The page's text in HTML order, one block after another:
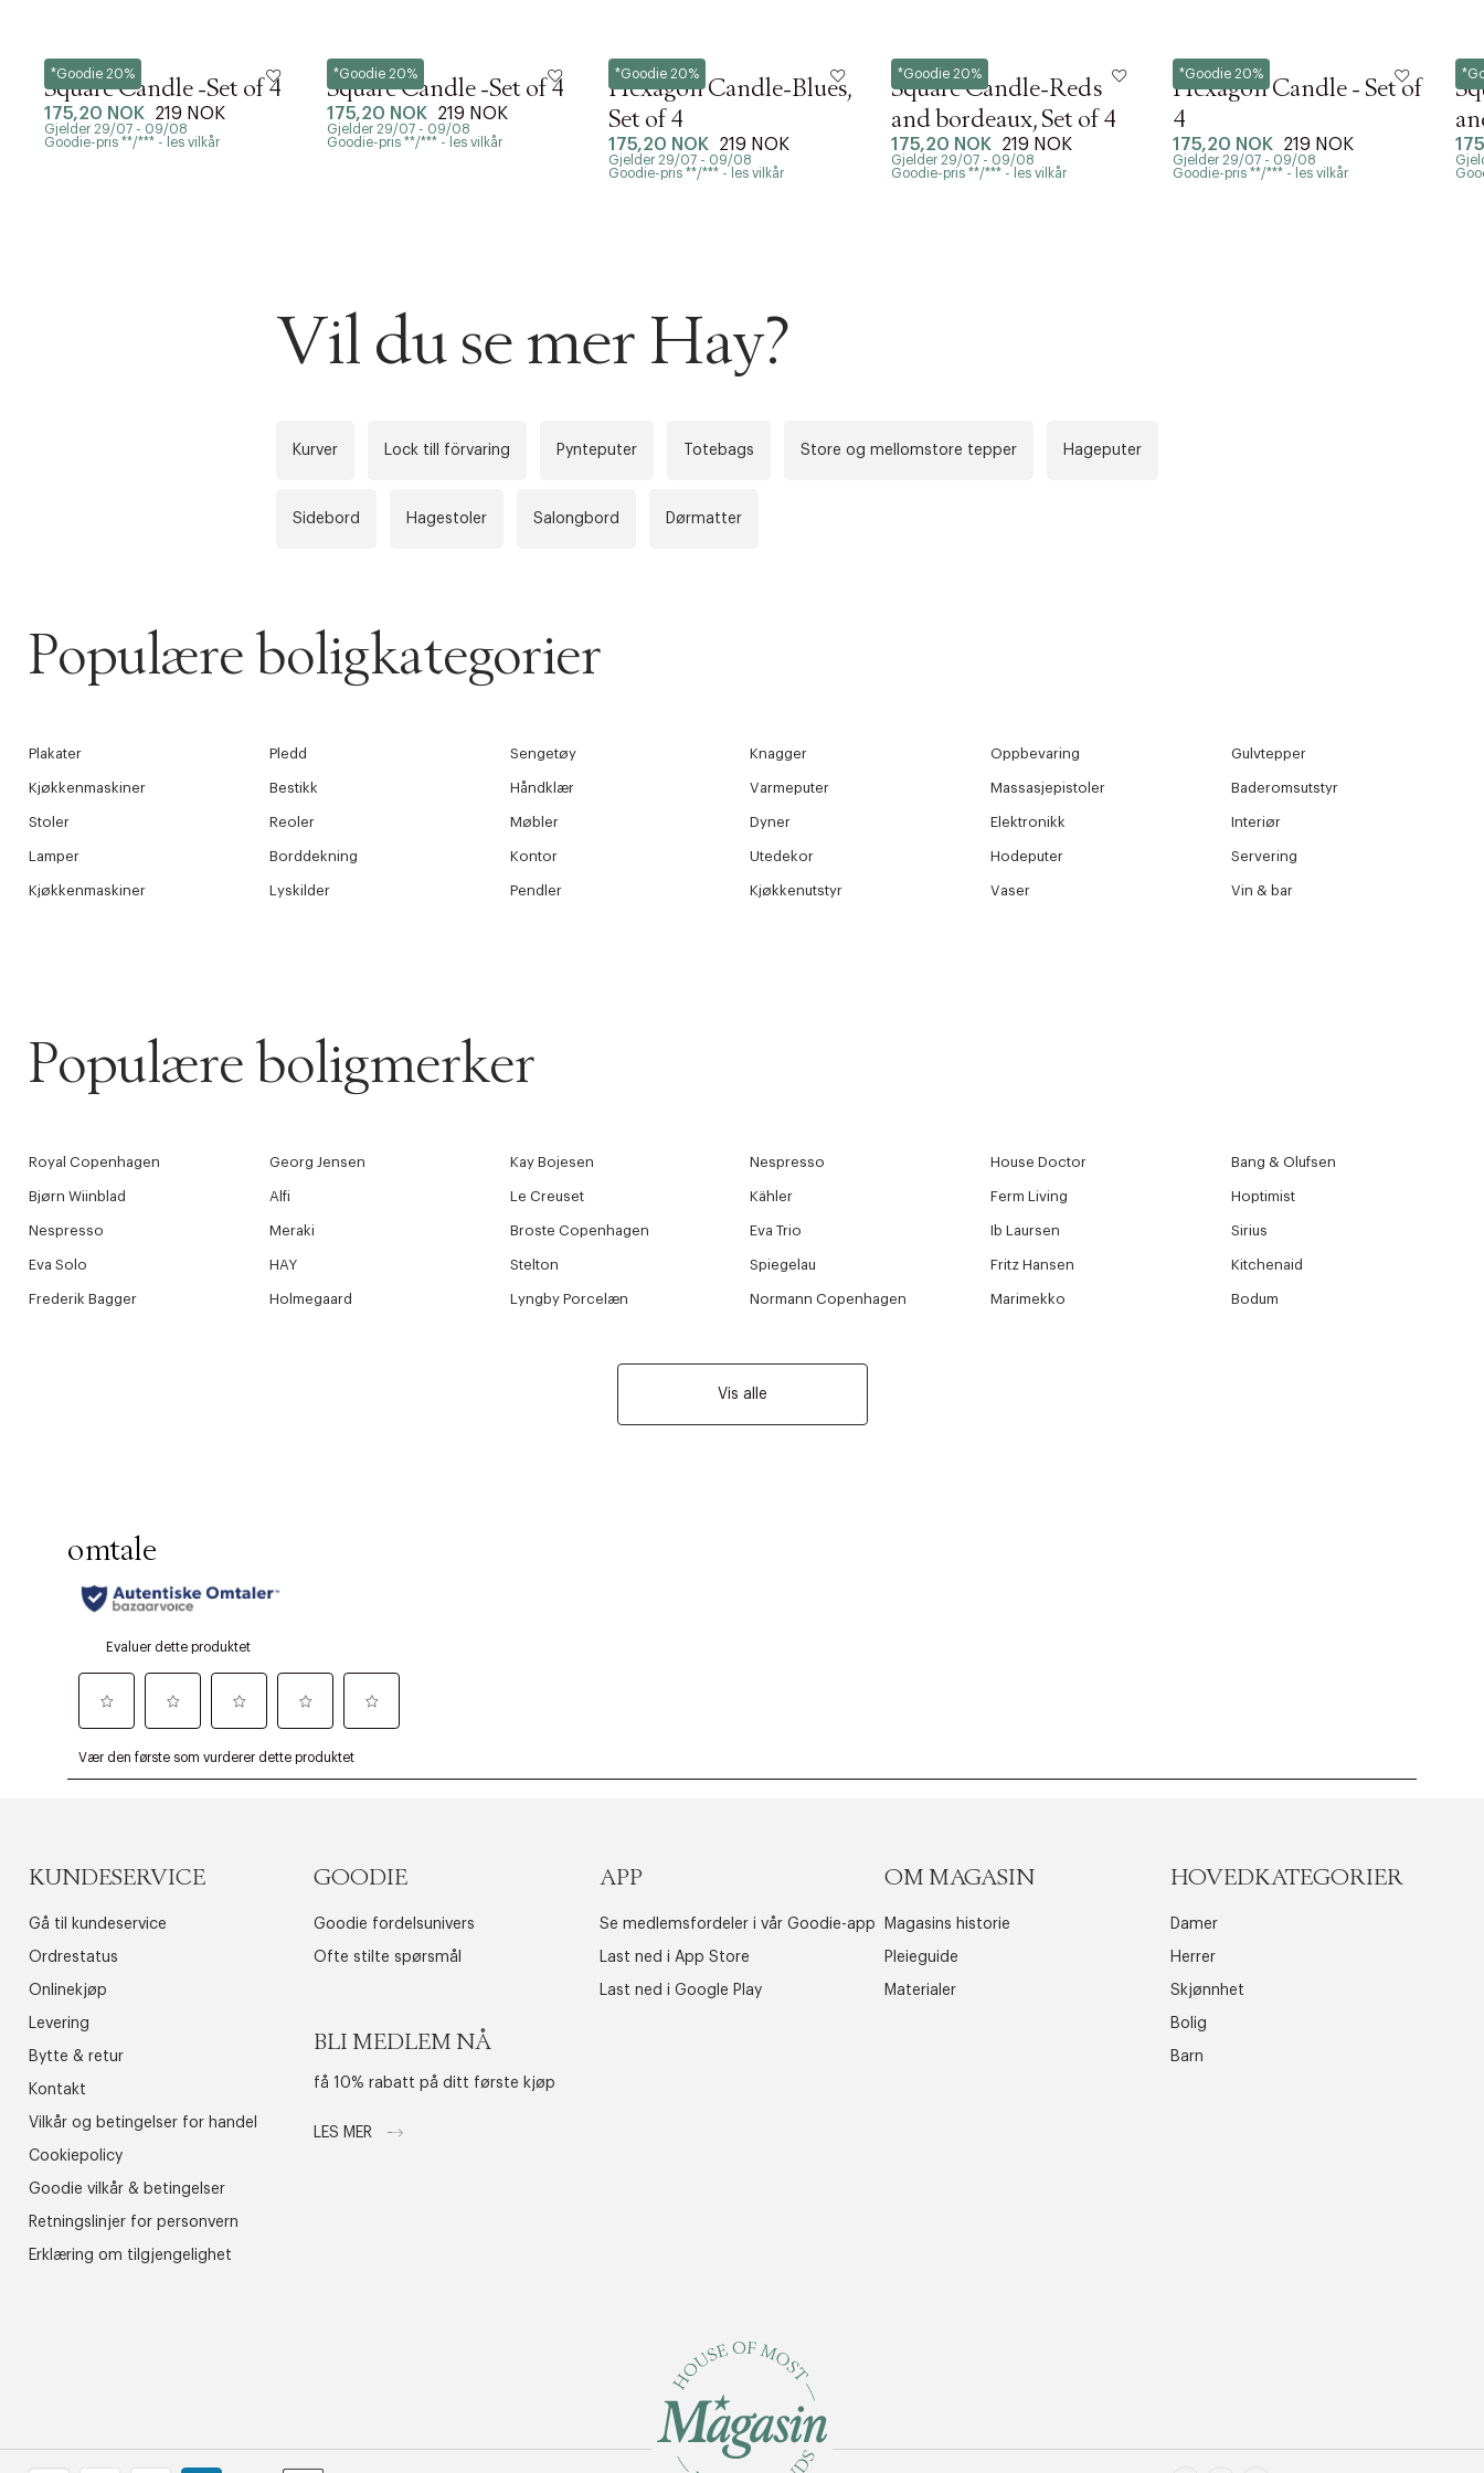
*Goodie 20%
Hay
Square Candle -Set of 4
175,20 NOK 219 NOK
Gjelder 29/07 - 09/08
Goodie-pris **/*** - les vilkår
*Goodie 20%
Hay
Square Candle -Set of 4
175,20 NOK 219 NOK
Gjelder 29/07 - 09/08
Goodie-pris **/*** - les vilkår
*Goodie 20%
Hay
Hexagon Candle-Blues,
Set of 4
175,20 NOK 219 NOK
Gjelder 29/07 - 09/08
Goodie-pris **/*** - les vilkår
*Goodie 20%
Hay
Square Candle-Reds
and bordeaux, Set of 4
175,20 NOK 219 NOK
Gjelder 29/07 - 09/08
Goodie-pris **/*** - les vilkår
*Goodie 20%
Hay
Hexagon Candle - Set of
4
175,20 NOK 219 NOK
Gjelder 29/07 - 09/08
Goodie-pris **/*** - les vilkår
Hay
Vil du se mer Hay?
Kurver Lock till förvaring Pynteputer Totebags Store og mellomstore tepper Hageputer
Sidebord Hagestoler Salongbord Dørmatter
Populære boligkategorier
Plakater Pledd Sengetøy Knagger Oppbevaring Gulvtepper
Kjøkkenmaskiner Bestikk Håndklær Varmeputer Massasjepistoler Baderomsutstyr
Stoler Reoler Møbler Dyner Elektronikk Interiør
Lamper Borddekning Kontor Utedekor Hodeputer Servering
Kjøkkenmaskiner Lyskilder Pendler Kjøkkenutstyr Vaser Vin & bar
Populære boligmerker
Royal Copenhagen Georg Jensen Kay Bojesen Nespresso House Doctor Bang & Olufsen
Bjørn Wiinblad Alfi Le Creuset Kähler Ferm Living Hoptimist
Nespresso Meraki Broste Copenhagen Eva Trio Ib Laursen Sirius
Eva Solo HAY Stelton Spiegelau Fritz Hansen Kitchenaid
Frederik Bagger Holmegaard Lyngby Porcelæn Normann Copenhagen Marimekko Bodum
Vis alle
Få 10% på ditt første kjøp som medlem
KUNDESERVICE
Gå til kundeservice
Ordrestatus
Onlinekjøp
Levering
Bytte & retur
Kontakt
Vilkår og betingelser for handel
Cookiepolicy
Goodie vilkår & betingelser
Retningslinjer for personvern
Erklæring om tilgjengelighet
GOODIE
Goodie fordelsunivers
Ofte stilte spørsmål
BLI MEDLEM NÅ
få 10% rabatt på ditt første kjøp
LES MER
APP
Se medlemsfordeler i vår Goodie-app
Last ned i App Store
Last ned i Google Play
OM MAGASIN
Magasins historie
Pleieguide
Materialer
HOVEDKATEGORIER
Damer
Herrer
Skjønnhet
Bolig
Barn
TILFØY NYTT ØNSKE
LA OSS VISE VIDEOEN